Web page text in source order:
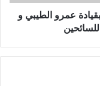
عمرو الطيبي و